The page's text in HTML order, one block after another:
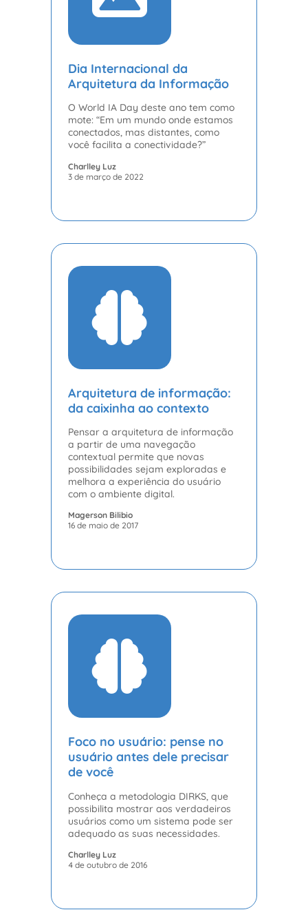
Dia Internacional da
Arquitetura da Informação
O World IA Day deste ano tem como
mote: “Em um mundo onde estamos
conectados, mas distantes, como
você facilita a conectividade?”
Charlley Luz
3 de março de 2022
Arquitetura de informação:
da caixinha ao contexto
Pensar a arquitetura de informação
a partir de uma navegação
contextual permite que novas
possibilidades sejam exploradas e
melhora a experiência do usuário
com o ambiente digital.
Magerson Bilibio
16 de maio de 2017
Foco no usuário: pense no
usuário antes dele precisar
de você
Conheça a metodologia DIRKS, que
possibilita mostrar aos verdadeiros
usuários como um sistema pode ser
adequado as suas necessidades.
Charlley Luz
4 de outubro de 2016